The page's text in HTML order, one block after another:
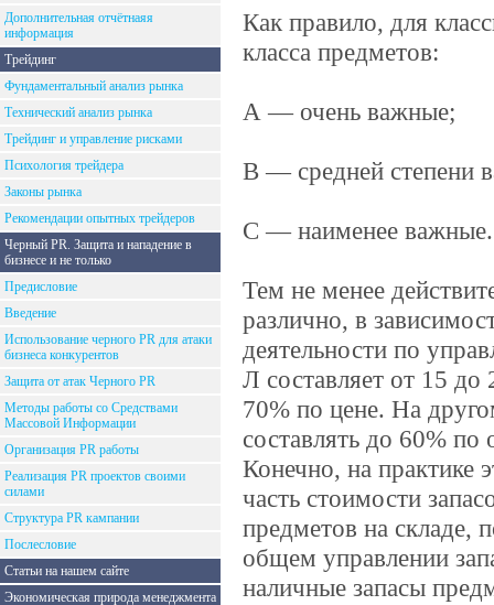
Дополнительная отчётнаяя
информация
Трейдинг
Фундаментальный анализ рынка
Технический анализ рынка
Трейдинг и управление рисками
Психология трейдера
Законы рынка
Рекомендации опытных трейдеров
Черный PR. Защита и нападение в
бизнесе и не только
Предисловие
Введение
Использование черного PR для атаки
бизнеса конкурентов
Защита от атак Черного PR
Методы работы со Средствами
Массовой Информации
Организация PR работы
Реализация PR проектов своими
силами
Структура PR кампании
Послесловие
Статьи на нашем сайте
Экономическая природа менеджмента
Как правило, для
класса предметов:
А — очень важные;
В — средней степени
С — наименее важные.
Тем не менее
различно, в
деятельности по
Л составляет от 15
70% по цене. На
составлять до 60%
Конечно, на практике
часть стоимости
предметов на складе,
общем управлении
наличные запасы